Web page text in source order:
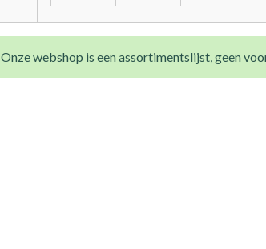
Onze webshop is een assortimentslijst, geen